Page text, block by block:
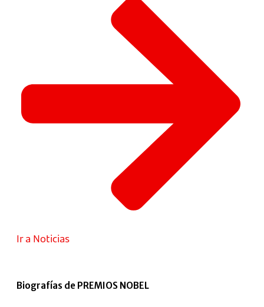
Ir a Noticias
Biografías de PREMIOS NOBEL